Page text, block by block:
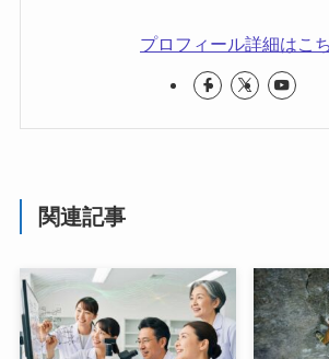
プロフィール詳細はこ
関連記事